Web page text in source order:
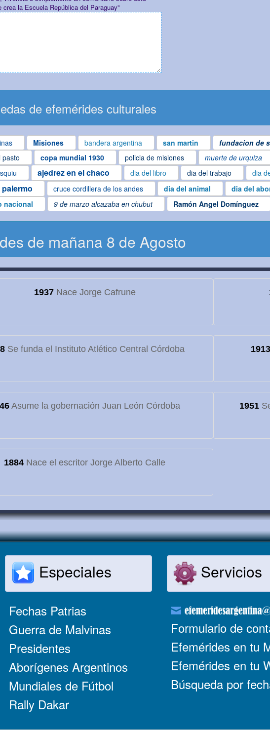
crea la Escuela República del Paraguay"
de efemérides culturales
Misiones bandera argentina san martin fundacion de
pasto
copa mundial 1930 policia de misiones muerte de urquiza
ajedrez en el chaco dia del libro dia del trabajo dia
cruce cordillera de los andes dia del animal dia del
nacional
9 de marzo alcazaba en chubut Ramón Angel Domínguez
de mañana 8 de Agosto
1937Nace Jorge Cafrune
Se funda el Instituto Atlético Central Córdoba 1913
Asume la gobernación Juan León Córdoba 1951
1884 Nace el escritor Jorge Alberto Calle
Especiales
Fechas Patrias
Guerra de Malvinas
Presidentes
Aborígenes Argentinos
Mundiales de Fútbol
Rally Dakar
Servicios
Formulario de
Efemérides en tu
Efemérides en tu
Búsqueda por